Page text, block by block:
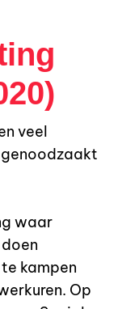
veel
waar
kampen
Op